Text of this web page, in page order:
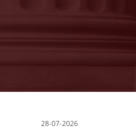
28-07-2026